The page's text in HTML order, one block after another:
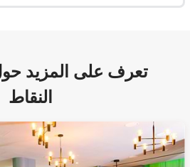
تعرف على المزيد
النقاط